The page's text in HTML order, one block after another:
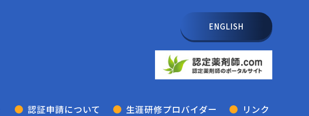
ENGLISH
認証申請について 生涯研修プロバイダー リンク